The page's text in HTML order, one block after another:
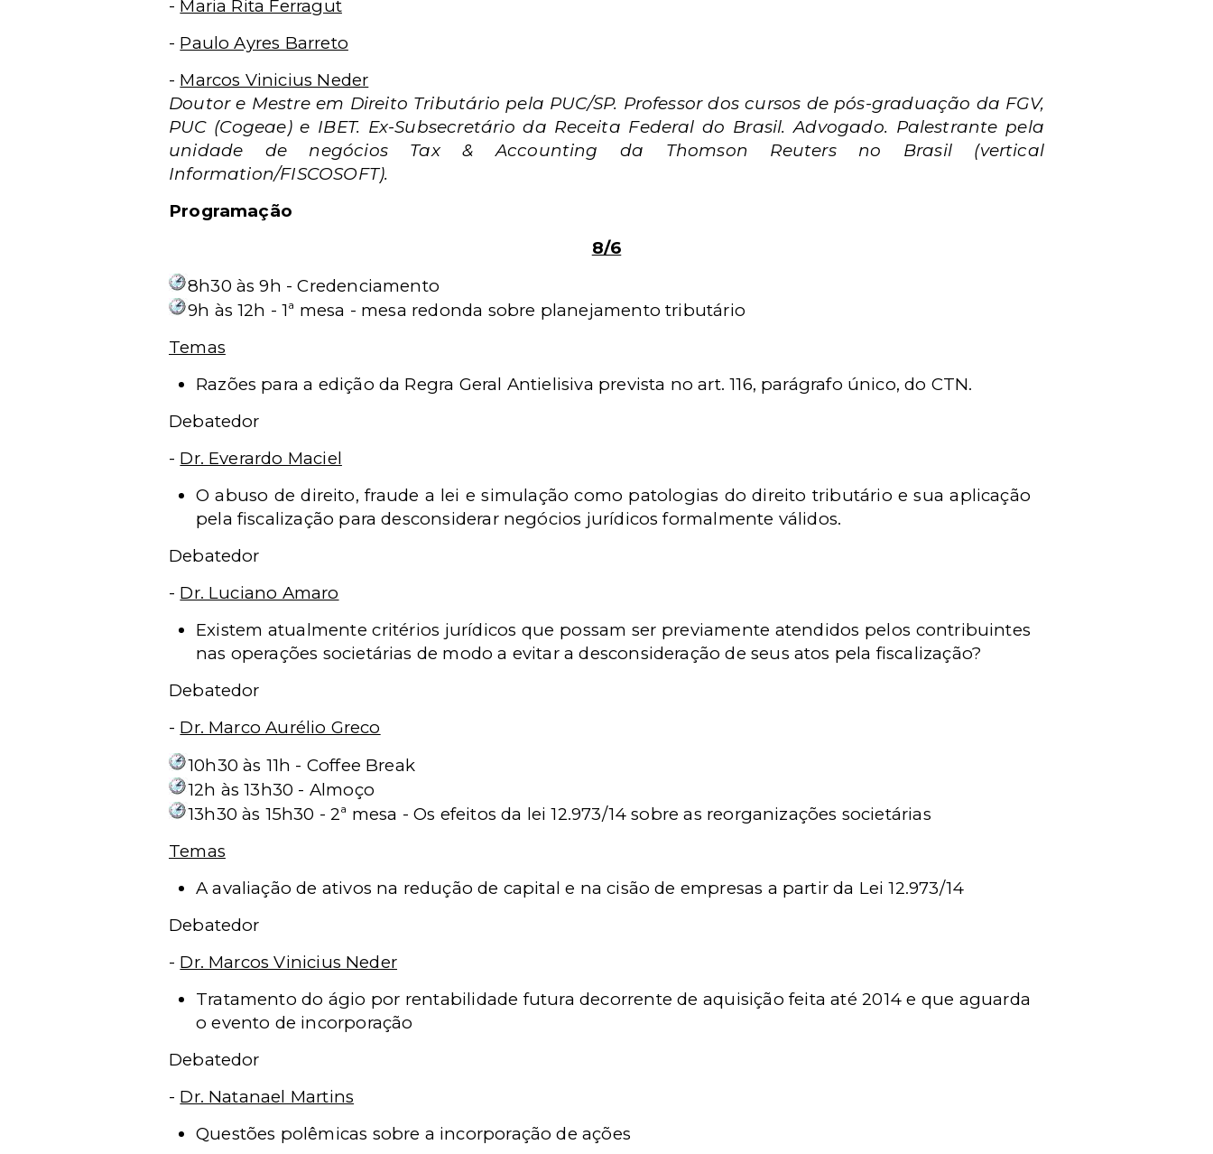
- Maria Rita Ferragut
- Paulo Ayres Barreto
- Marcos Vinicius Neder
Doutor e Mestre em Direito Tributário pela PUC/SP. Professor dos cursos de pós-graduação da FGV,
PUC (Cogeae) e IBET. Ex-Subsecretário da Receita Federal do Brasil. Advogado. Palestrante pela
unidade de negócios Tax & Accounting da Thomson Reuters no Brasil (vertical
Information/FISCOSOFT).
Programação
8/6
8h30 às 9h - Credenciamento
9h às 12h - 1ª mesa - mesa redonda sobre planejamento tributário
Temas
Razões para a edição da Regra Geral Antielisiva prevista no art. 116, parágrafo único, do CTN.
Debatedor
- Dr. Everardo Maciel
O abuso de direito, fraude a lei e simulação como patologias do direito tributário e sua aplicação
pela fiscalização para desconsiderar negócios jurídicos formalmente válidos.
Debatedor
- Dr. Luciano Amaro
Existem atualmente critérios jurídicos que possam ser previamente atendidos pelos contribuintes
nas operações societárias de modo a evitar a desconsideração de seus atos pela fiscalização?
Debatedor
- Dr. Marco Aurélio Greco
10h30 às 11h - Coffee Break
12h às 13h30 - Almoço
13h30 às 15h30 - 2ª mesa - Os efeitos da lei 12.973/14 sobre as reorganizações societárias
Temas
A avaliação de ativos na redução de capital e na cisão de empresas a partir da Lei 12.973/14
Debatedor
- Dr. Marcos Vinicius Neder
Tratamento do ágio por rentabilidade futura decorrente de aquisição feita até 2014 e que aguarda
o evento de incorporação
Debatedor
- Dr. Natanael Martins
Questões polêmicas sobre a incorporação de ações